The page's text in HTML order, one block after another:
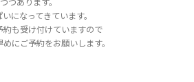
になってきています。
も受け付けていますので
にご予約をお願いします。